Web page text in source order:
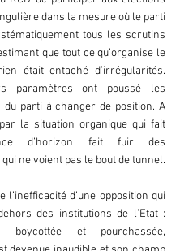
dans la mesure où le parti
tous les scrutins
que tout ce qu’organise le
était entaché d’irrégularités.
paramètres ont poussé les
du parti à changer de position. A
la situation organique qui fait
d’horizon fait fuir des
l’inefficacité d’une opposition qui
des institutions de l’Etat :
boycottée et pourchassée,